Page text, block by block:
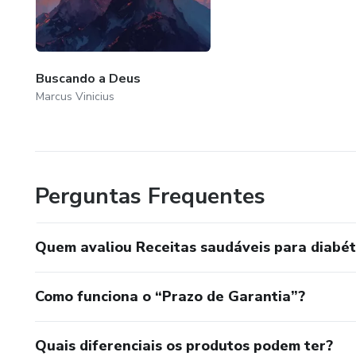
Buscando a Deus
Marcus Vinicius
Perguntas Frequentes
Quem avaliou Receitas saudáveis para
Como funciona o “Prazo de Garantia”?
Quais diferenciais os produtos podem ter?